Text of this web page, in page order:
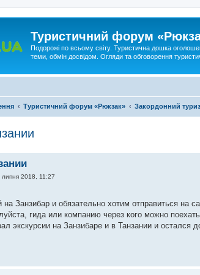
Туристичний форум
Подорожі по всьому світу. Туристична дошка
теми, обмін досвідом. Огляди та обговорення
Туристичний форум «Рюкзак» Закордонний
липня 2018, 11:27
Занзибар и обязательно хотим отправиться на
гида или компанию через кого можно
экскурсии на Занзибаре и в Танзании и